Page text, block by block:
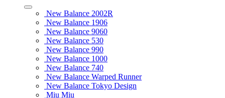
New Balance 2002R
New Balance 1906
New Balance 9060
New Balance 530
New Balance 990
New Balance 1000
New Balance 740
New Balance Warped Runner
New Balance Tokyo Design
Miu Miu